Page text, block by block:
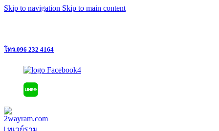
Skip to navigation Skip to main content
โทร.096 232 4164